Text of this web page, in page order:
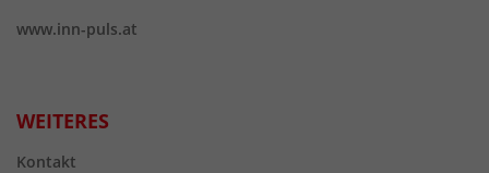
www.inn-puls.at
WEITERES
Kontakt